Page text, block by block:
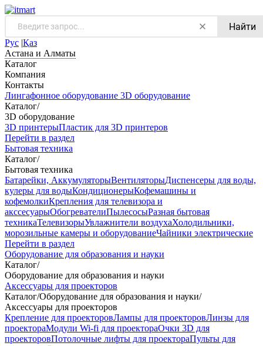
Найти
Рус |Қаз
Астана и Алматы
Каталог
Компания
Контакты
Лингафонное оборудование 3D оборудование
Каталог/
3D оборудование
3D принтерыПластик для 3D принтеров
Перейти в раздел
Бытовая техника
Каталог/
Бытовая техника
Батарейки, АккумуляторыВентиляторыДиспенсеры для воды,
кулеры для водыКондиционерыКофемашины и
кофемолкиКрепления для телевизора и
акссесуарыОбогревателиПылесосыРазная бытовая
техникаТелевизорыУвлажнители воздухаХолодильники,
морозильные камеры и оборудованиеЧайники электрические
Перейти в раздел
Оборудование для образования и науки
Каталог/
Оборудование для образования и науки
Аксессуары для проекторов
Каталог/Оборудование для образования и науки/
Аксессуары для проекторов
Крепление для проекторовЛампы для проекторовЛинзы для
проектораМодули Wi-fi для проектораОчки 3D для
проекторовПотолочные лифты для проектораПульты для